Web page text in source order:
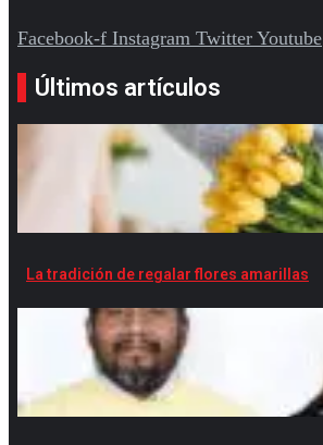
Facebook-f Instagram Twitter Youtube
Últimos artículos
La tradición de regalar flores amarillas